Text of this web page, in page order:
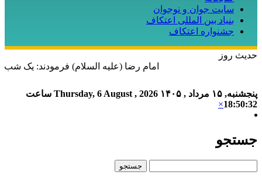
سایت جوان و نوجوان
بنیاد بین المللی اعتکاف
جشنواره اعتکاف
حدیث روز
امام رضا (علیه السلام) فرمودند: یک
پنجشنبه, ۱۵ مرداد , ۱۴۰۵ Thursday, 6 August , 2026 ساعت
18:50:32
×
جستجو